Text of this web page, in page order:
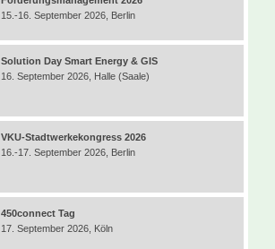
15.-16. September 2026, Berlin
Solution Day Smart Energy & GIS
16. September 2026, Halle (Saale)
VKU-Stadtwerkekongress 2026
16.-17. September 2026, Berlin
450connect Tag
17. September 2026, Köln